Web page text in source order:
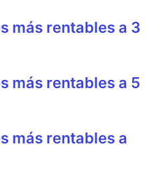
más rentables a 3
más rentables a 5
más rentables a